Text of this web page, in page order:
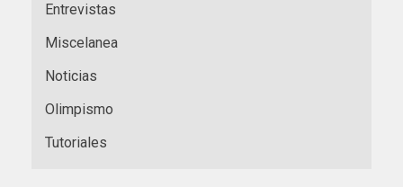
Entrevistas
Miscelanea
Noticias
Olimpismo
Tutoriales